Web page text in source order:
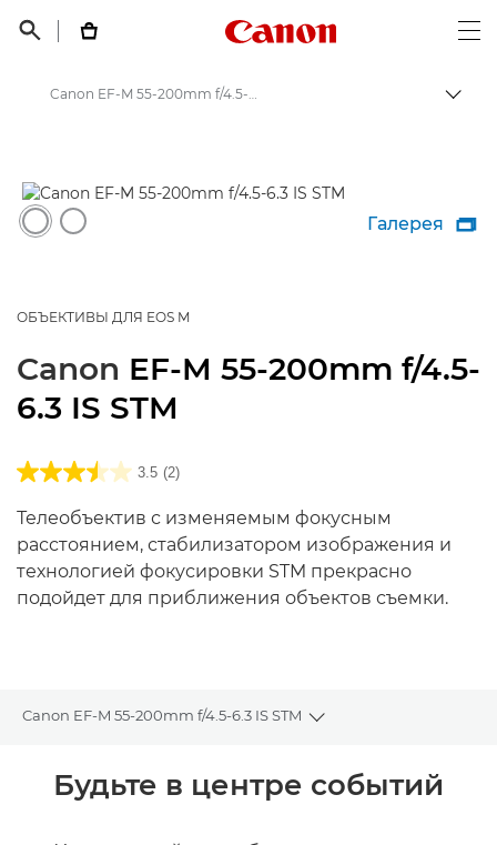
 
Canon Logo, back
Галерея 
ОБЪЕКТИВЫ ДЛЯ EOS M
Canon EF-M 55-200mm f/4.5-
6.3 IS STM
3.5 (2)
Телеобъектив с изменяемым фокусным
расстоянием, стабилизатором изображения и
технологией фокусировки STM прекрасно
подойдет для приближения объектов съемки.
Canon EF-M 55-200mm f/4.5-6.3 IS STM
Toggle breadcrumbs
Общая информация
Будьте в центре событий